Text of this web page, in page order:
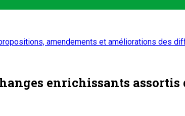
amendements et améliorations des
enrichissants